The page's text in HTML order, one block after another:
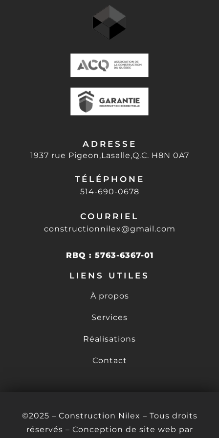
ADRESSE
1937 rue Pigeon,Lasalle,Q.C. H8N 0A7
TÉLÉPHONE
514-690-0678
COURRIEL
constructionnilex@gmail.com
RBQ : 5763-6367-01
LIENS UTILES
À propos
Services
Réalisations
Contact
©2025 – Construction Nilex – Tous droits
réservés – Conception de site web par